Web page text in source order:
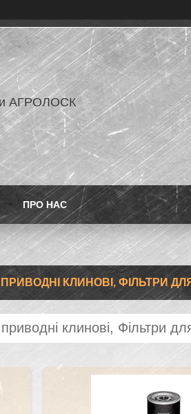
АГРОЛОСК
ПРО НАС
КЛИНОВІ, ФІЛЬТРИ
клинові, Фільтри для